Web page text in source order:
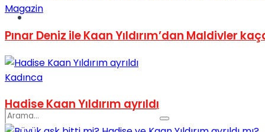
Podcast
Magazin
Pınar Deniz ile Kaan Yıldırım’dan Maldivler
Kadınca
Hadise Kaan Yıldırım ayrıldı